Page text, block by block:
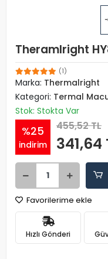
Theramlright
(1)
Marka: Thermalright
Kategori: Termal
Stok: Stokta Var
%25
indirim
455,52 TL
341,64
Favorilerime ekle
Hızlı Gönderi